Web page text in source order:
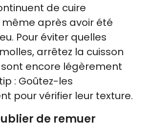
de cuire
après avoir été
Pour éviter quelles
arrêtez la cuisson
encore légèrement
: Goûtez-les
pour vérifier leur texture.
de remuer